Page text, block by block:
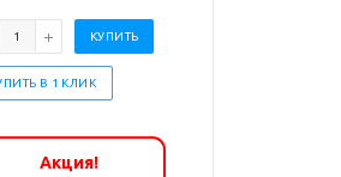
КУПИТЬ
В 1 КЛИК
Акция!